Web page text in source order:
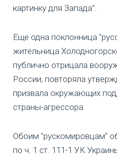
картинку для Запада".
Еще одна поклонница
жительница
публично отрицала
России, повторяла
призвала окружающих
страны-агрессора.
Обоим "рускомировцам"
по ч. 1 ст. 111-1 УК